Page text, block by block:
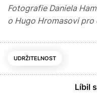
Fotografie Daniela
o Hugo Hromasovi pro
UDRŽITELNOST
Líbil